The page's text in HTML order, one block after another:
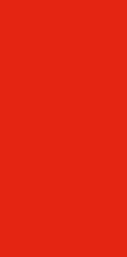
były badania
and
w konkursie
Institutes